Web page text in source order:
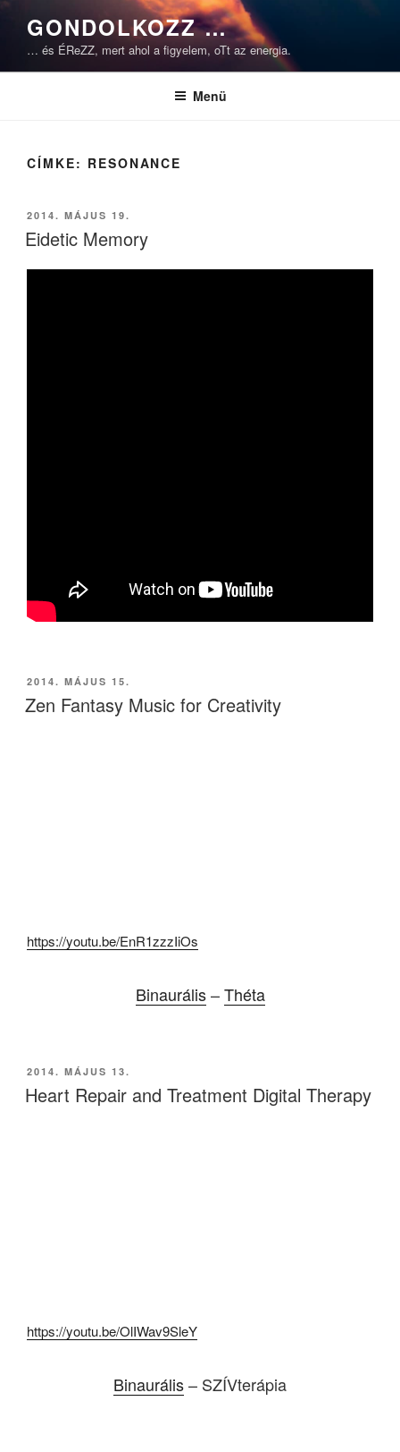
Tartalomhoz
GONDOLKOZZ …
… és ÉReZZ, mert ahol a figyelem, oTt az energia.
Menü
CÍMKE: RESONANCE
BEKÜLDVE:
2014. MÁJUS 19.
Eidetic Memory
BEKÜLDVE:
2014. MÁJUS 15.
Zen Fantasy Music for Creativity
https://youtu.be/EnR1zzzIiOs
Binaurális–Théta
BEKÜLDVE:
2014. MÁJUS 13.
Heart Repair and Treatment Digital Therapy
https://youtu.be/OlIWav9SleY
Binaurális– SZÍVterápia